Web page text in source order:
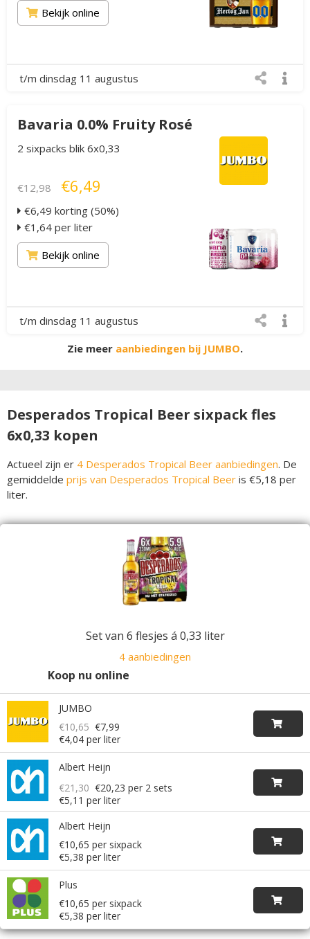
Bekijk online
t/m dinsdag 11 augustus
Bavaria 0.0% Fruity Rosé
2 sixpacks blik 6x0,33
€12,98 €6,49
€6,49 korting (50%)
€1,64 per liter
Bekijk online
t/m dinsdag 11 augustus
Zie meer aanbiedingen bij JUMBO.
Desperados Tropical Beer sixpack fles
6x0,33 kopen
Actueel zijn er 4 Desperados Tropical Beer aanbiedingen. De
gemiddelde prijs van Desperados Tropical Beer is €5,18 per
liter.
Set van 6 flesjes á 0,33 liter
4 aanbiedingen
Koop nu online
JUMBO
€10,65 €7,99
€4,04 per liter
Albert Heijn
€21,30 €20,23 per 2 sets
€5,11 per liter
Albert Heijn
€10,65 per sixpack
€5,38 per liter
Plus
€10,65 per sixpack
€5,38 per liter